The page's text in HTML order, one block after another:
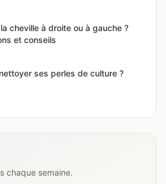
cheville à droite ou à gauche ?
et conseils
ses perles de culture ?
chaque semaine.